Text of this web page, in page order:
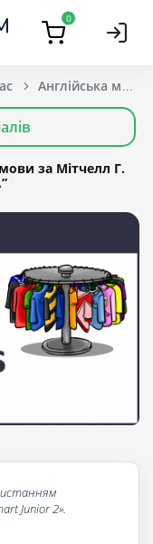
0
за Мітчелл Г.
Junior 2».